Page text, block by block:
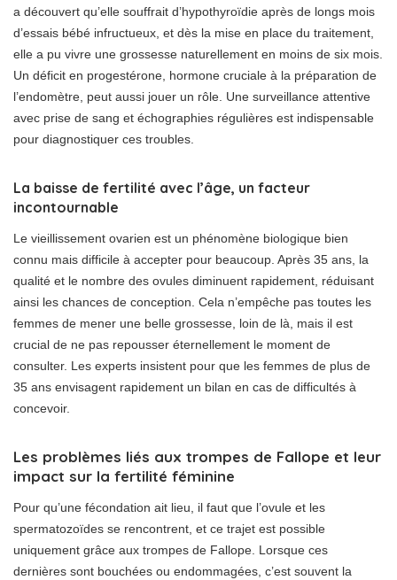
a découvert qu’elle souffrait d’hypothyroïdie après de longs mois
d’essais bébé infructueux, et dès la mise en place du traitement,
elle a pu vivre une grossesse naturellement en moins de six mois.
Un déficit en progestérone, hormone cruciale à la préparation de
l’endomètre, peut aussi jouer un rôle. Une surveillance attentive
avec prise de sang et échographies régulières est indispensable
pour diagnostiquer ces troubles.
La baisse de fertilité avec l’âge, un facteur
incontournable
Le vieillissement ovarien est un phénomène biologique bien
connu mais difficile à accepter pour beaucoup. Après 35 ans, la
qualité et le nombre des ovules diminuent rapidement, réduisant
ainsi les chances de conception. Cela n’empêche pas toutes les
femmes de mener une belle grossesse, loin de là, mais il est
crucial de ne pas repousser éternellement le moment de
consulter. Les experts insistent pour que les femmes de plus de
35 ans envisagent rapidement un bilan en cas de difficultés à
concevoir.
Les problèmes liés aux trompes de Fallope et leur
impact sur la fertilité féminine
Pour qu’une fécondation ait lieu, il faut que l’ovule et les
spermatozoïdes se rencontrent, et ce trajet est possible
uniquement grâce aux trompes de Fallope. Lorsque ces
dernières sont bouchées ou endommagées, c’est souvent la